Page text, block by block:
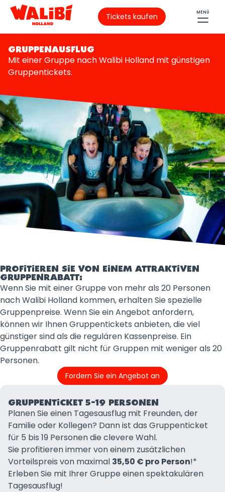
Tickets kaufen MENÜ
GRUPPENAUSFLUG
Mit einer Gruppe nach Walibi Holland mit günstigen
Gruppentickets.
PROFITIEREN SIE VON EINEM ATTRAKTIVEN
GRUPPENRABATT:
Wenn Sie mit einer Gruppe von mehr als 20 Personen
nach Walibi Holland kommen, erhalten Sie spezielle
Gruppenpreise. Wenn Sie ein Angebot anfordern,
können wir Ihnen Gruppentickets anbieten, die viel
günstiger sind als die regulären Kassenpreise. Ein
Gruppenrabatt gilt nicht für Gruppen mit weniger als 20
Personen.
Fordern Sie ein Angebot an
GRUPPENTICKET 5–19 PERSONEN
Planen Sie einen Tagesausflug mit Freunden, der
Familie oder Kollegen? Dann ist das Gruppenticket
für 5 bis 19 Personen die clevere Wahl.
Sie profitieren immer von einem zusätzlichen
Vorteilspreis von maximal 35,50 € pro Person!*
Erleben Sie mit Ihrer Gruppe einen spektakulären
Tagesausflug!